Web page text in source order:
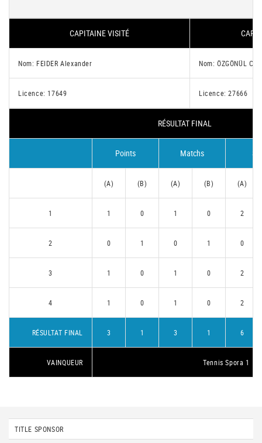
CAPITAINE VISITÉ
Nom: FEIDER Alexander Nom: ÖZGÖNÜL
Licence: 17649 Licence: 27666
RÉSULTAT FINAL
Points Matchs
(A) (B) (A) (B) (A)
1 1 0 1 0 2
2 0 1 0 1 0
3 1 0 1 0 2
4 1 0 1 0 2
RÉSULTAT FINAL 3 1 3 1 6
VAINQUEUR Tennis Spora 1
TITLE SPONSOR